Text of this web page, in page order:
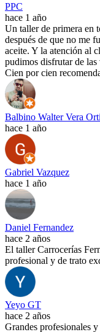
PPC
hace 1 año
Un taller de primera en
después de que no me
aceite. Y la atención al
pudimos disfrutar de las
Cien por cien
Balbino Walter Vera
hace 1 año
Gabriel Vazquez
hace 1 año
Daniel Fernandez
hace 2 años
El taller Carrocerías
profesional y de trato
Yeyo GT
hace 2 años
Grandes profesionales